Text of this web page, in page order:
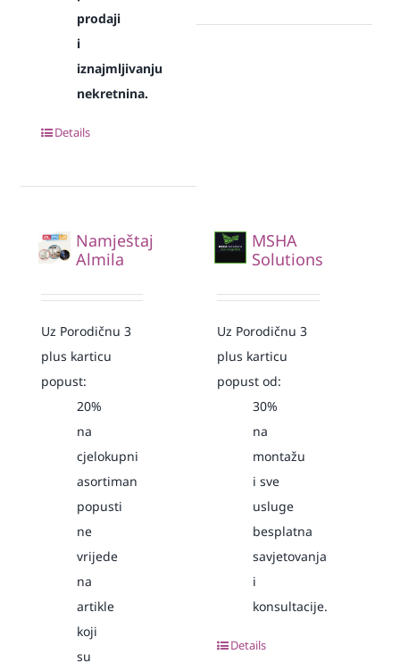
prodaji
i
iznajmljivanju
nekretnina.
Details
Namještaj
Almila
Uz Porodičnu 3
plus karticu
popust:
20%
na
cjelokupni
asortiman
popusti
ne
vrijede
na
artikle
koji
su
MSHA
Solutions
Uz Porodičnu 3
plus karticu
popust od:
30%
na
montažu
i sve
usluge
besplatna
savjetovanja
i
konsultacije.
Details